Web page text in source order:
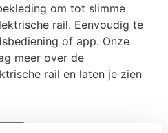
om tot slimme
rail. Eenvoudig te
of app. Onze
meer over de
rail en laten je zien